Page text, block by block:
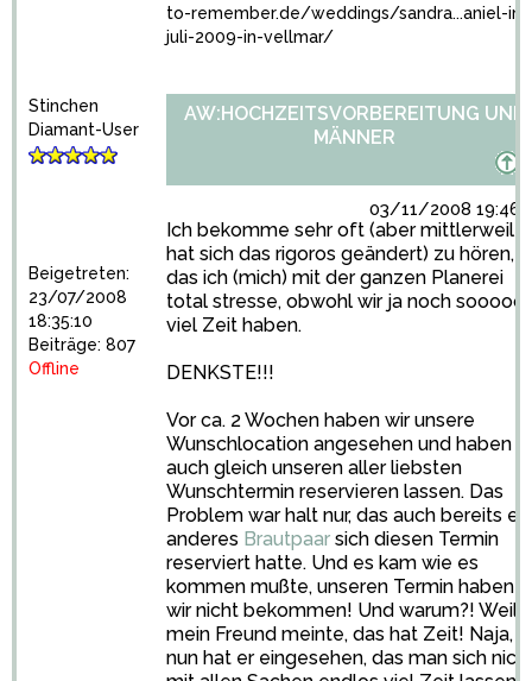
to-remember.de/weddings/sandra...aniel-
juli-2009-in-vellmar/
Stinchen
Diamant-User
Beigetreten:
23/07/2008
18:35:10
Beiträge: 807
Offline
AW:HOCHZEITSVORBEREITUNG UND
MÄNNER
03/11/2008
Ich bekomme sehr oft (aber mittlerweile
hat sich das rigoros geändert) zu hören,
das ich (mich) mit der ganzen Planerei
total stresse, obwohl wir ja noch
viel Zeit haben.
DENKSTE!!!
Vor ca. 2 Wochen haben wir unsere
Wunschlocation angesehen und haben
auch gleich unseren aller liebsten
Wunschtermin reservieren lassen. Das
Problem war halt nur, das auch bereits ein
anderes Brautpaar sich diesen Termin
reserviert hatte. Und es kam wie es
kommen mußte, unseren Termin haben
wir nicht bekommen! Und warum?! Weil
mein Freund meinte, das hat Zeit! Naja,
nun hat er eingesehen, das man sich